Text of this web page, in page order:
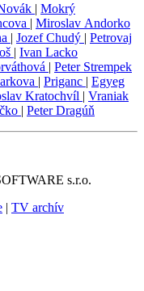
| Mokrý
| Miroslav Andorko
| Jozef Chudý | Petrovaj
| Ivan Lacko
| Peter Strempek
| Priganc | Egyeg
Kratochvíl | Vraniak
| Peter Dragúň
s.r.o.
| TV archív